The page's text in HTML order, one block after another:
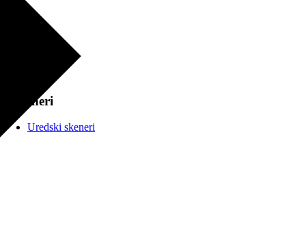
Skeneri
Uredski skeneri